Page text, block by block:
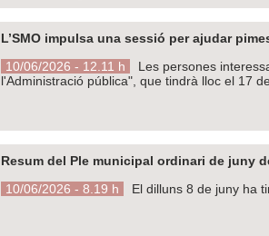
L’SMO impulsa una sessió per ajudar
10/06/2026 - 12.11 h
Les persones
l'Administració pública", que tindrà lloc el 17
Resum del Ple municipal ordinari de juny
10/06/2026 - 8.19 h
El dilluns 8 de juny ha